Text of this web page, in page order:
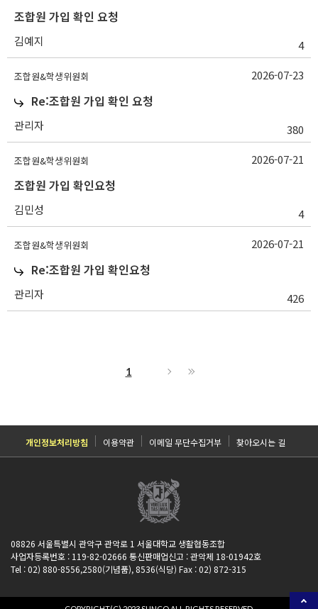
조합원 가입 확인 요청
김예지 4
조합원&학생위원회
Re:조합원 가입 확인 요청
관리자 380
2026-07-23
조합원&학생위원회
조합원 가입 확인요청
김민성 4
2026-07-21
조합원&학생위원회
Re:조합원 가입 확인요청
관리자 426
2026-07-21
1
개인정보처리방침 이용약관 이메일 무단수집거부 찾아오시는 길
08826 서울특별시 관악구 관악로 1 서울대학교 생활협동조합
사업자등록번호 : 119-82-02666 통신판매업신고 : 관악제 18-01942호
Tel : 02) 880-8556,2580(기념품), 8536(식당) Fax : 02) 872-315